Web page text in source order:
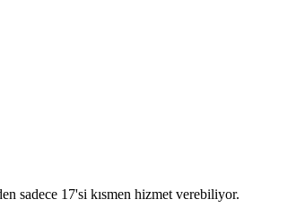
sadece 17'si kısmen hizmet verebiliyor.